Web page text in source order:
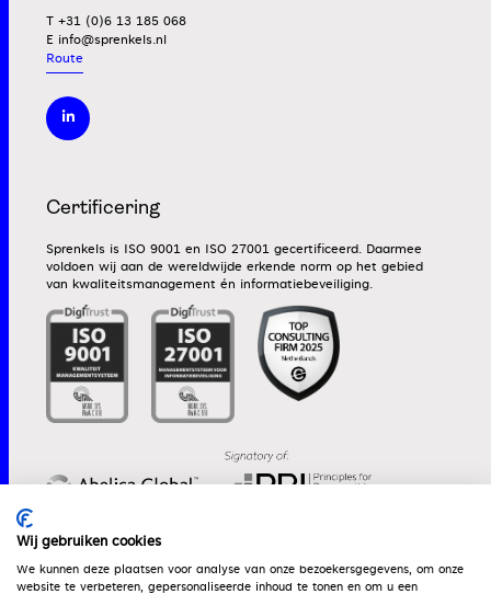
T +31 (0)6 13 185 068
E
Route
Certificering
Sprenkels is ISO 9001 en ISO 27001 gecertificeerd. Daarmee
voldoen wij aan de wereldwijde erkende norm op het gebied
van kwaliteitsmanagement én informatiebeveiliging.
Wij gebruiken cookies
We kunnen deze plaatsen voor analyse van onze bezoekersgegevens, om onze
website te verbeteren, gepersonaliseerde inhoud te tonen en om u een